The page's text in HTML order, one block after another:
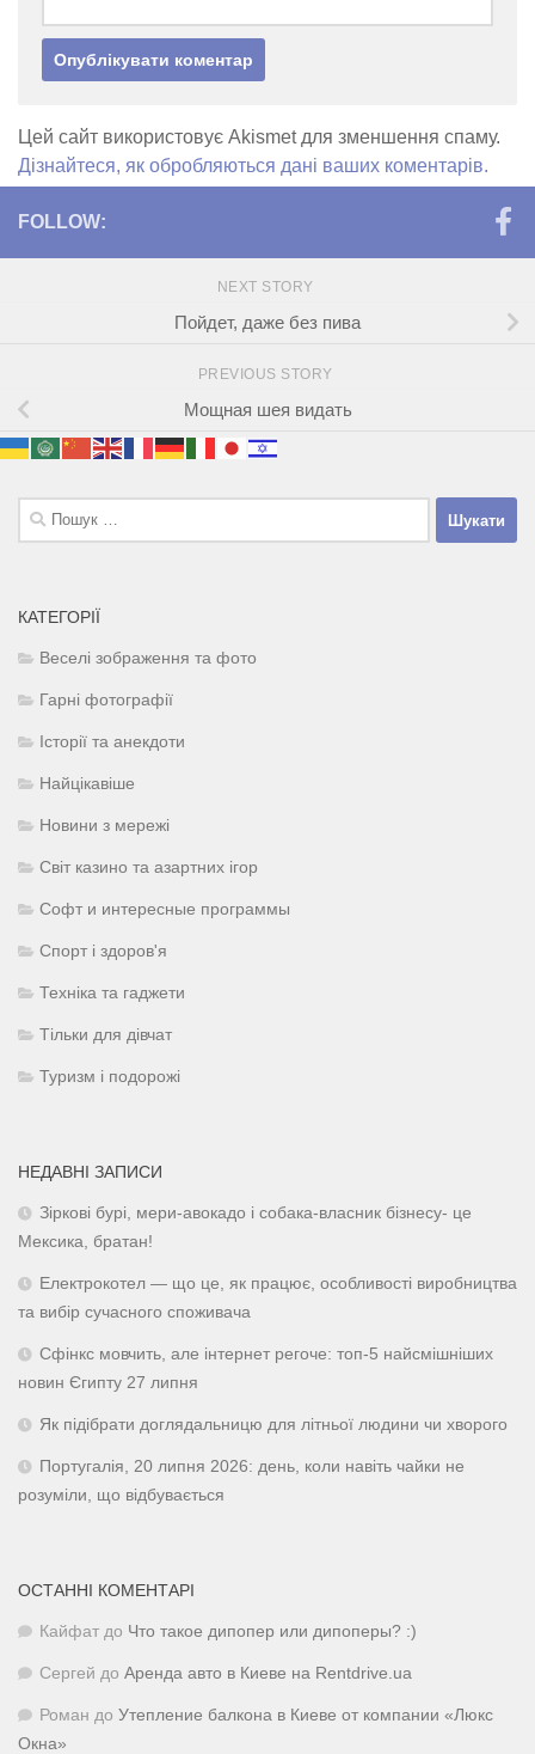
Цей сайт використовує Akismet для зменшення спаму.
Дізнайтеся, як обробляються дані ваших коментарів.
FOLLOW:
NEXT STORY
Пойдет, даже без пива
PREVIOUS STORY
Мощная шея видать
Пошук:
КАТЕГОРІЇ
Веселі зображення та фото
Гарні фотографії
Історії та анекдоти
Найцікавіше
Новини з мережі
Світ казино та азартних ігор
Софт и интересные программы
Спорт і здоров'я
Техніка та гаджети
Тільки для дівчат
Туризм і подорожі
НЕДАВНІ ЗАПИСИ
Зіркові бурі, мери-авокадо і собака-власник бізнесу- це
Мексика, братан!
Електрокотел — що це, як працює, особливості виробництва
та вибір сучасного споживача
Сфінкс мовчить, але інтернет регоче: топ-5 найсмішніших
новин Єгипту 27 липня
Як підібрати доглядальницю для літньої людини чи хворого
Португалія, 20 липня 2026: день, коли навіть чайки не
розуміли, що відбувається
ОСТАННІ КОМЕНТАРІ
Кайфат до Что такое дипопер или дипоперы? :)
Сергей до Аренда авто в Киеве на Rentdrive.ua
Роман до Утепление балкона в Киеве от компании «Люкс
Окна»